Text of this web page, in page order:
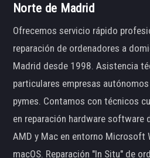
Norte de Madrid
Ofrecemos servicio rápido
reparación de ordenadores a
Madrid desde 1998. Asistencia
particulares empresas
pymes. Contamos con técnicos
en reparación hardware software
AMD y Mac en entorno Microsoft
macOS. Reparación "In Situ" de